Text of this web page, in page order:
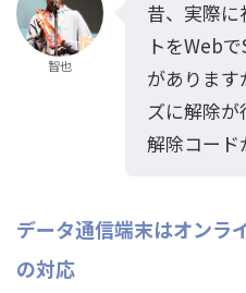
智也
昔、実際に
トをWeb
がありま
ズに解除が
解除コード
データ通信端末はオンラ
の対応